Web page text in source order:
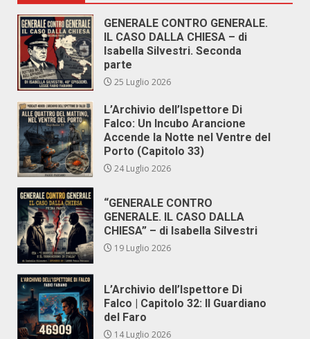
GENERALE CONTRO GENERALE.
IL CASO DALLA CHIESA – di
Isabella Silvestri. Seconda
parte
25 Luglio 2026
L’Archivio dell’Ispettore Di
Falco: Un Incubo Arancione
Accende la Notte nel Ventre del
Porto (Capitolo 33)
24 Luglio 2026
“GENERALE CONTRO
GENERALE. IL CASO DALLA
CHIESA” – di Isabella Silvestri
19 Luglio 2026
L’Archivio dell’Ispettore Di
Falco | Capitolo 32: Il Guardiano
del Faro
14 Luglio 2026